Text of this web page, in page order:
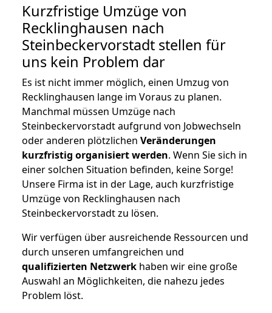
Kurzfristige Umzüge von
Recklinghausen nach
Steinbeckervorstadt stellen für
uns kein Problem dar
Es ist nicht immer möglich, einen Umzug von
Recklinghausen lange im Voraus zu planen.
Manchmal müssen Umzüge nach
Steinbeckervorstadt aufgrund von Jobwechseln
oder anderen plötzlichen Veränderungen
kurzfristig organisiert werden. Wenn Sie sich in
einer solchen Situation befinden, keine Sorge!
Unsere Firma ist in der Lage, auch kurzfristige
Umzüge von Recklinghausen nach
Steinbeckervorstadt zu lösen.
Wir verfügen über ausreichende Ressourcen und
durch unseren umfangreichen und
qualifizierten Netzwerk haben wir eine große
Auswahl an Möglichkeiten, die nahezu jedes
Problem löst.